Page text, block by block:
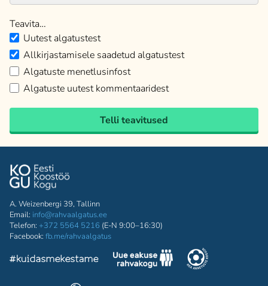
Teavita…
Uutest algatustest
Allkirjastamisele saadetud algatustest
Algatuste menetlusinfost
Algatuste uutest kommentaaridest
Telli teavitused
A. Weizenbergi 39, Tallinn
Email: info@rahvaalgatus.ee
Telefon: +372 5564 5216 (E-N 9:00–16:30)
Facebook: fb.me/rahvaalgatus